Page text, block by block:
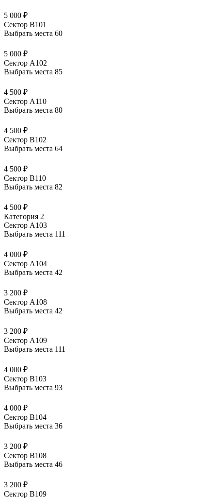
5 000 ₽
Сектор В101
Выбрать места 60
5 000 ₽
Сектор А102
Выбрать места 85
4 500 ₽
Сектор А110
Выбрать места 80
4 500 ₽
Сектор В102
Выбрать места 64
4 500 ₽
Сектор В110
Выбрать места 82
4 500 ₽
Категория 2
Сектор А103
Выбрать места 111
4 000 ₽
Сектор А104
Выбрать места 42
3 200 ₽
Сектор А108
Выбрать места 42
3 200 ₽
Сектор А109
Выбрать места 111
4 000 ₽
Сектор В103
Выбрать места 93
4 000 ₽
Сектор В104
Выбрать места 36
3 200 ₽
Сектор В108
Выбрать места 46
3 200 ₽
Сектор В109